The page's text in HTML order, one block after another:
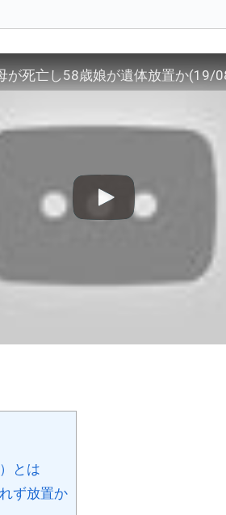
死亡し58歳娘が遺体放置か(19/
とは
ず放置か